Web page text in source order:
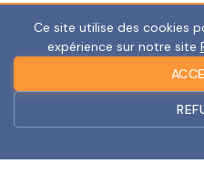
Ce site utilise des cookies
expérience sur notre site